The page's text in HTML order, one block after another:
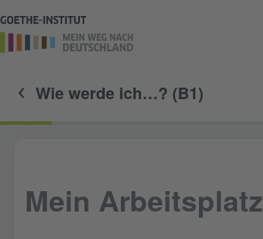
Wie werde ich…? (B1)
Mein Arbeitsplatz